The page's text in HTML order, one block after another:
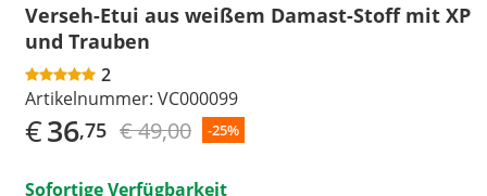
Verseh-Etui aus weißem Damast-Stoff mit XP
und Trauben
2
Artikelnummer: VC000099
€36,75 € 49,00 -25%
Sofortige Verfügbarkeit